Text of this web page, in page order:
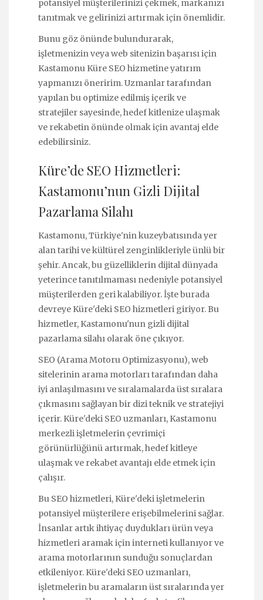
potansiyel müşterilerinizi çekmek, markanızı
tanıtmak ve gelirinizi artırmak için önemlidir.
Bunu göz önünde bulundurarak,
işletmenizin veya web sitenizin başarısı için
Kastamonu Küre SEO hizmetine yatırım
yapmanızı öneririm. Uzmanlar tarafından
yapılan bu optimize edilmiş içerik ve
stratejiler sayesinde, hedef kitlenize ulaşmak
ve rekabetin önünde olmak için avantaj elde
edebilirsiniz.
Küre’de SEO Hizmetleri:
Kastamonu’nun Gizli Dijital
Pazarlama Silahı
Kastamonu, Türkiye'nin kuzeybatısında yer
alan tarihi ve kültürel zenginlikleriyle ünlü bir
şehir. Ancak, bu güzelliklerin dijital dünyada
yeterince tanıtılmaması nedeniyle potansiyel
müşterilerden geri kalabiliyor. İşte burada
devreye Küre'deki SEO hizmetleri giriyor. Bu
hizmetler, Kastamonu'nun gizli dijital
pazarlama silahı olarak öne çıkıyor.
SEO (Arama Motoru Optimizasyonu), web
sitelerinin arama motorları tarafından daha
iyi anlaşılmasını ve sıralamalarda üst sıralara
çıkmasını sağlayan bir dizi teknik ve stratejiyi
içerir. Küre'deki SEO uzmanları, Kastamonu
merkezli işletmelerin çevrimiçi
görünürlüğünü artırmak, hedef kitleye
ulaşmak ve rekabet avantajı elde etmek için
çalışır.
Bu SEO hizmetleri, Küre'deki işletmelerin
potansiyel müşterilere erişebilmelerini sağlar.
İnsanlar artık ihtiyaç duydukları ürün veya
hizmetleri aramak için interneti kullanıyor ve
arama motorlarının sunduğu sonuçlardan
etkileniyor. Küre'deki SEO uzmanları,
işletmelerin bu aramaların üst sıralarında yer